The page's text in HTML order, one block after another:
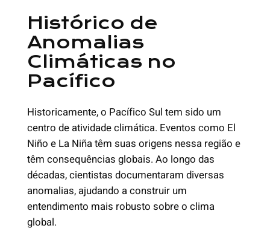
Histórico de
Anomalias
Climáticas no
Pacífico
Historicamente, o Pacífico Sul tem sido um
centro de atividade climática. Eventos como El
Niño e La Niña têm suas origens nessa região e
têm consequências globais. Ao longo das
décadas, cientistas documentaram diversas
anomalias, ajudando a construir um
entendimento mais robusto sobre o clima
global.